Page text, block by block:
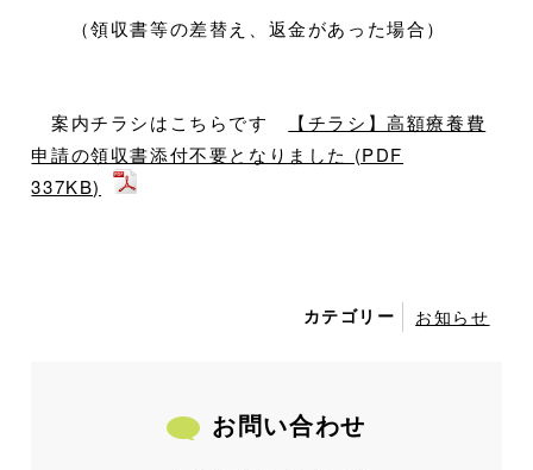
（領収書等の差替え、返金があった場合）
案内チラシはこちらです
【チラシ】高額療養費
申請の領収書添付不要となりました (PDF
337KB)
カテゴリー お知らせ
お問い合わせ